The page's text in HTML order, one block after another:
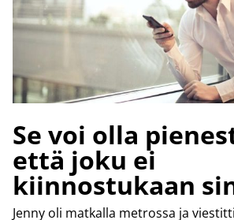
Se voi olla
että joku ei
kiinnostukaan
Jenny oli matkalla metrossa ja